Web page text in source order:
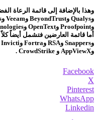
وProofpoint وOpenText وBulwark Technologies وDigital Defense Group .
وAppViewX و CrowdStrike .
Facebook
X
Pinterest
WhatsApp
Linkedin